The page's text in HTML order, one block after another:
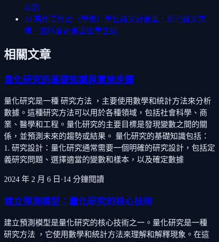
次數
AI 寫作工作台（學術） 學位論文計畫書、期刊論文架
構、國科會計畫書逐章生成
相關文章
量化研究的基礎知識與實施步驟
量化研究是一種 研究方法 ，主要使用數學和統計方法來分析
數據。這種研究方法可以用於各種領域，包括社會科學、商
業、醫學和工程。量化研究的主要目標是發現變數之間的關
係，並預測未來的趨勢或結果。 量化研究的基礎知識包括：
1. 研究設計：量化研究通常需要一個明確的研究設計，包括定
義研究問題、選擇適當的變數和樣本，以及確定數據
2024 年 2 月 6 日 ·14 分鐘閱讀
建立預測模型：量化研究的核心技術
建立預測模型是量化研究的核心技術之一。量化研究是一種
研究方法 ，它使用數學和統計方法來理解和解釋現象。在這